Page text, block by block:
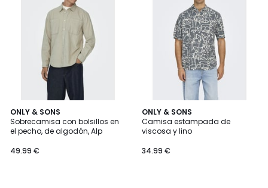
ONLY & SONS
Sobrecamisa con bolsillos en
el pecho, de algodón, Alp
49.99 €
4
/
5
2
Colores
ONLY & SONS
Camisa estampada de
viscosa y lino
34.99 €
5
/
5